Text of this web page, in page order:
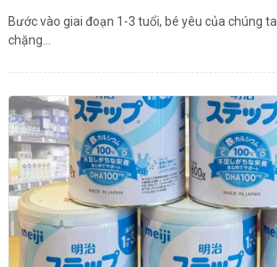
Bước vào giai đoạn 1-3 tuổi, bé yêu của chúng
chặng...